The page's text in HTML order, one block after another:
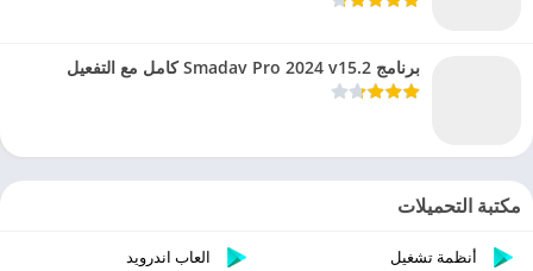
برنامج Smadav Pro 2024 v15.2 كامل مع التفعيل
مكتبة التحميلات
أنظمة تشغيل العاب اندرويد